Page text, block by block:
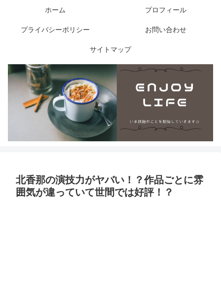
ホーム プロフィール
プライバシーポリシー お問い合わせ
サイトマップ
北香那の演技力がヤバい！？作品ごとに雰
囲気が違っていて世間では好評！？